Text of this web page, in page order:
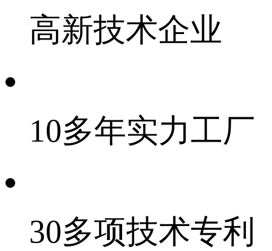
高新技术企业
10多年实力工厂
30多项技术专利